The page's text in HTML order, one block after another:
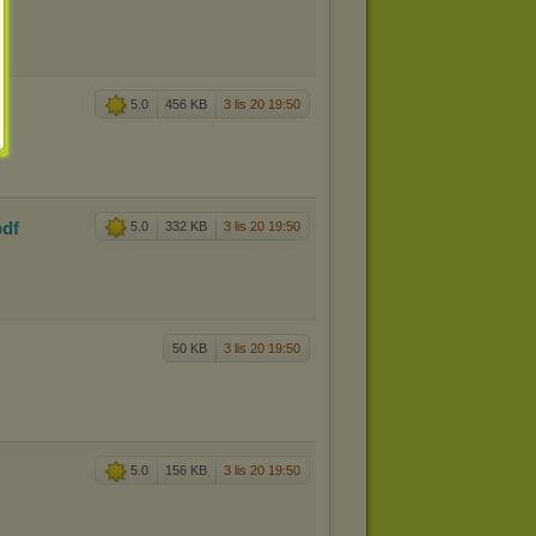
5.0 456 KB 3 lis 20 19:50
5.0 332 KB 3 lis 20 19:50
50 KB 3 lis 20 19:50
5.0 156 KB 3 lis 20 19:50